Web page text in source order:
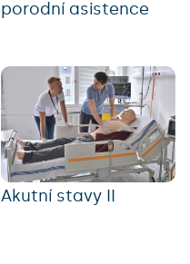
porodní asistence
Akutní stavy II